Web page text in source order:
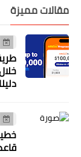
مقالات مميزة